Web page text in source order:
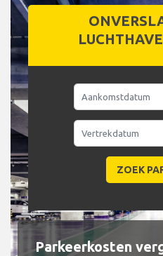
Parkeerkosten